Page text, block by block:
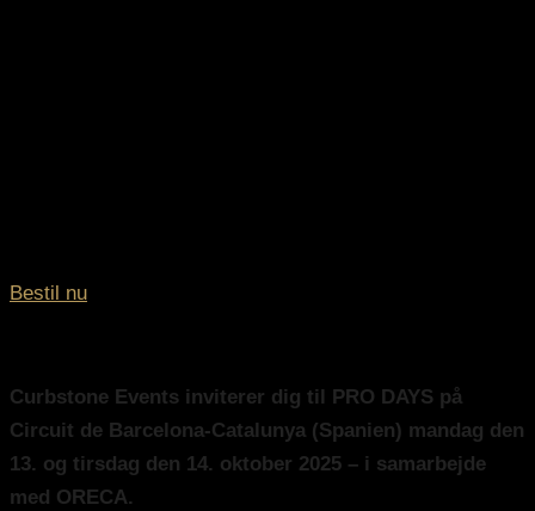
Bestil nu
Curbstone Events inviterer dig til PRO DAYS på
Circuit de Barcelona-Catalunya (Spanien) mandag den
13. og tirsdag den 14. oktober 2025 – i samarbejde
med ORECA.